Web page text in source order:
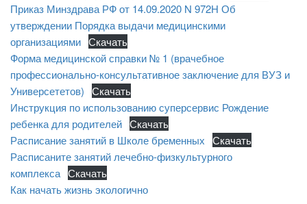
Приказ Минздрава РФ от 14.09.2020 N 972Н Об
утверждении Порядка выдачи медицинскими
организациями Скачать
Форма медицинской справки № 1 (врачебное
профессионально-консультативное заключение для ВУЗ и
Универсететов) Скачать
Инструкция по использованию суперсервис Рождение
ребенка для родителей Скачать
Расписание занятий в Школе бременных Скачать
Расписаните занятий лечебно-физкультурного
комплекса Скачать
Как начать жизнь экологично